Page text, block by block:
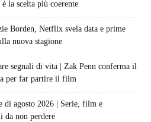
la scelta più coerente
Borden, Netflix svela data e prime
nuova stagione
segnali di vita | Zak Penn conferma il
per far partire il film
di agosto 2026 | Serie, film e
non perdere